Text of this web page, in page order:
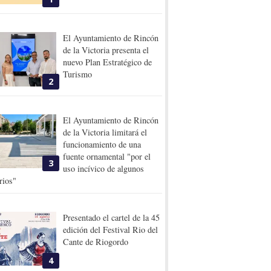
2
El Ayuntamiento de Rincón
de la Victoria presenta el
nuevo Plan Estratégico de
Turismo
3
El Ayuntamiento de Rincón
de la Victoria limitará el
funcionamiento de una
fuente ornamental "por el
uso incívico de algunos
4
Presentado el cartel de la 45
edición del Festival Rio del
Cante de Riogordo